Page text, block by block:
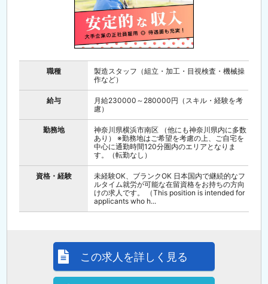
職種
製造スタッフ（組立・加工・目視検査・機械操
作など）
給与
月給230000～280000円（スキル・経験を考
慮）
勤務地
神奈川県横浜市南区 （他にも神奈川県内に多数
あり） ※勤務地はご希望を考慮の上、ご自宅を
中心に通勤時間120分圏内のエリアとなりま
す。（転勤なし）
資格・経験
未経験OK、ブランクOK 日本国内で継続的なフ
ルタイム就労が可能な在留資格をお持ちの方向
けの求人です。 （This position is intended for
applicants who h...
この求人を詳しく見る